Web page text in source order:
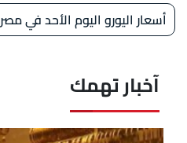
أسعار اليورو اليوم الأحد في مصر
آخبار تهمك